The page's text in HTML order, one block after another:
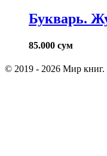
Букварь.
85.000 сум
© 2019 - 2026 Мир